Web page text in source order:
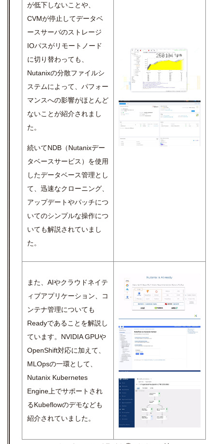
が低下しないことや、
CVMが停止してデータベ
ースサーバのストレージ
IOパスがリモートノード
に切り替わっても、
Nutanixの分散ファイルシ
ステムによって、パフォー
マンスへの影響がほとんど
ないことが紹介されまし
た。
続いてNDB（Nutanixデー
タベースサービス）を使用
したデータベース管理とし
て、迅速なクローニング、
アップデートやパッチにつ
いてのシンプルな操作につ
いても解説されていまし
た。
また、AIやクラウドネイテ
ィブアプリケーション、コ
ンテナ管理についても
Readyであることを解説し
ています。NVIDIA GPUや
OpenShift対応に加えて、
MLOpsの一環として、
Nutanix Kubernetes
Engine上でサポートされ
るKubeflowのデモなども
紹介されていました。